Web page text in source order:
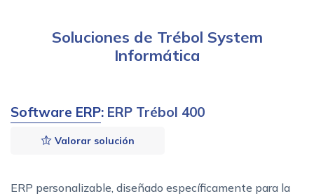
Soluciones de Trébol System
Informática
Software ERP: ERP Trébol 400
Valorar solución
ERP personalizable, diseñado específicamente para la